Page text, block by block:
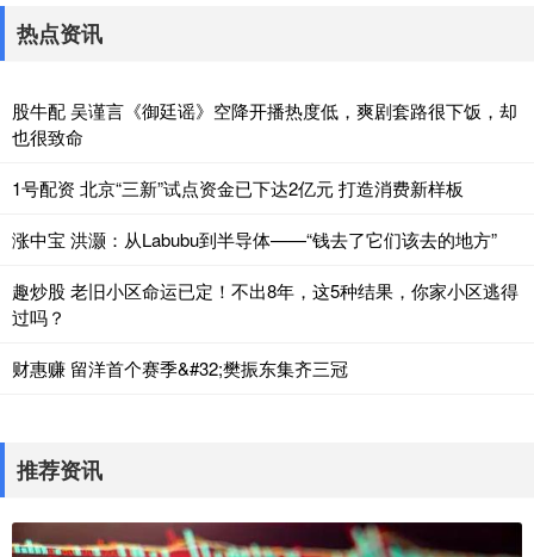
热点资讯
股牛配 吴谨言《御廷谣》空降开播热度低，爽剧套路很下饭，却
也很致命
1号配资 北京“三新”试点资金已下达2亿元 打造消费新样板
涨中宝 洪灏：从Labubu到半导体——“钱去了它们该去的地方”
趣炒股 老旧小区命运已定！不出8年，这5种结果，你家小区逃得
过吗？
财惠赚 留洋首个赛季&#32;樊振东集齐三冠
推荐资讯